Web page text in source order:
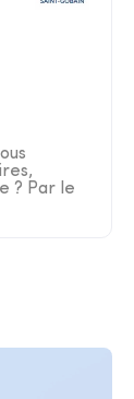
? Par le